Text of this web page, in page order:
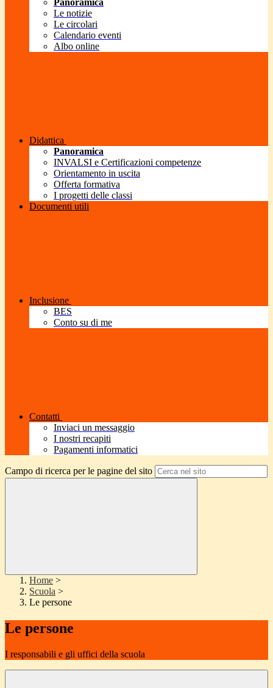
Panoramica
Le notizie
Le circolari
Calendario eventi
Albo online
Didattica
Panoramica
INVALSI e Certificazioni competenze
Orientamento in uscita
Offerta formativa
I progetti delle classi
Documenti utili
Inclusione
BES
Conto su di me
Contatti
Inviaci un messaggio
I nostri recapiti
Pagamenti informatici
Campo di ricerca per le pagine del sito
Home >
Scuola >
Le persone
Le persone
I responsabili e gli uffici della scuola